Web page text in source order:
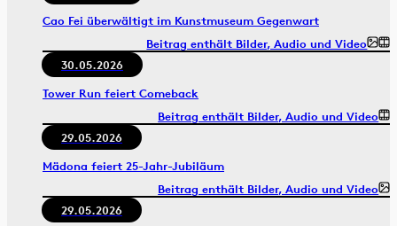
Cao Fei überwältigt im Kunstmuseum Gegenwart
Beitrag enthält Bilder, Audio und Video
30.05.2026
Tower Run feiert Comeback
Beitrag enthält Bilder, Audio und Video
29.05.2026
Mädona feiert 25-Jahr-Jubiläum
Beitrag enthält Bilder, Audio und Video
29.05.2026